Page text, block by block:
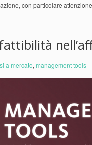
con particolare
a mercato, management tools